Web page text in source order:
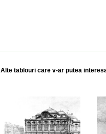
Alte tablouri care v-ar putea